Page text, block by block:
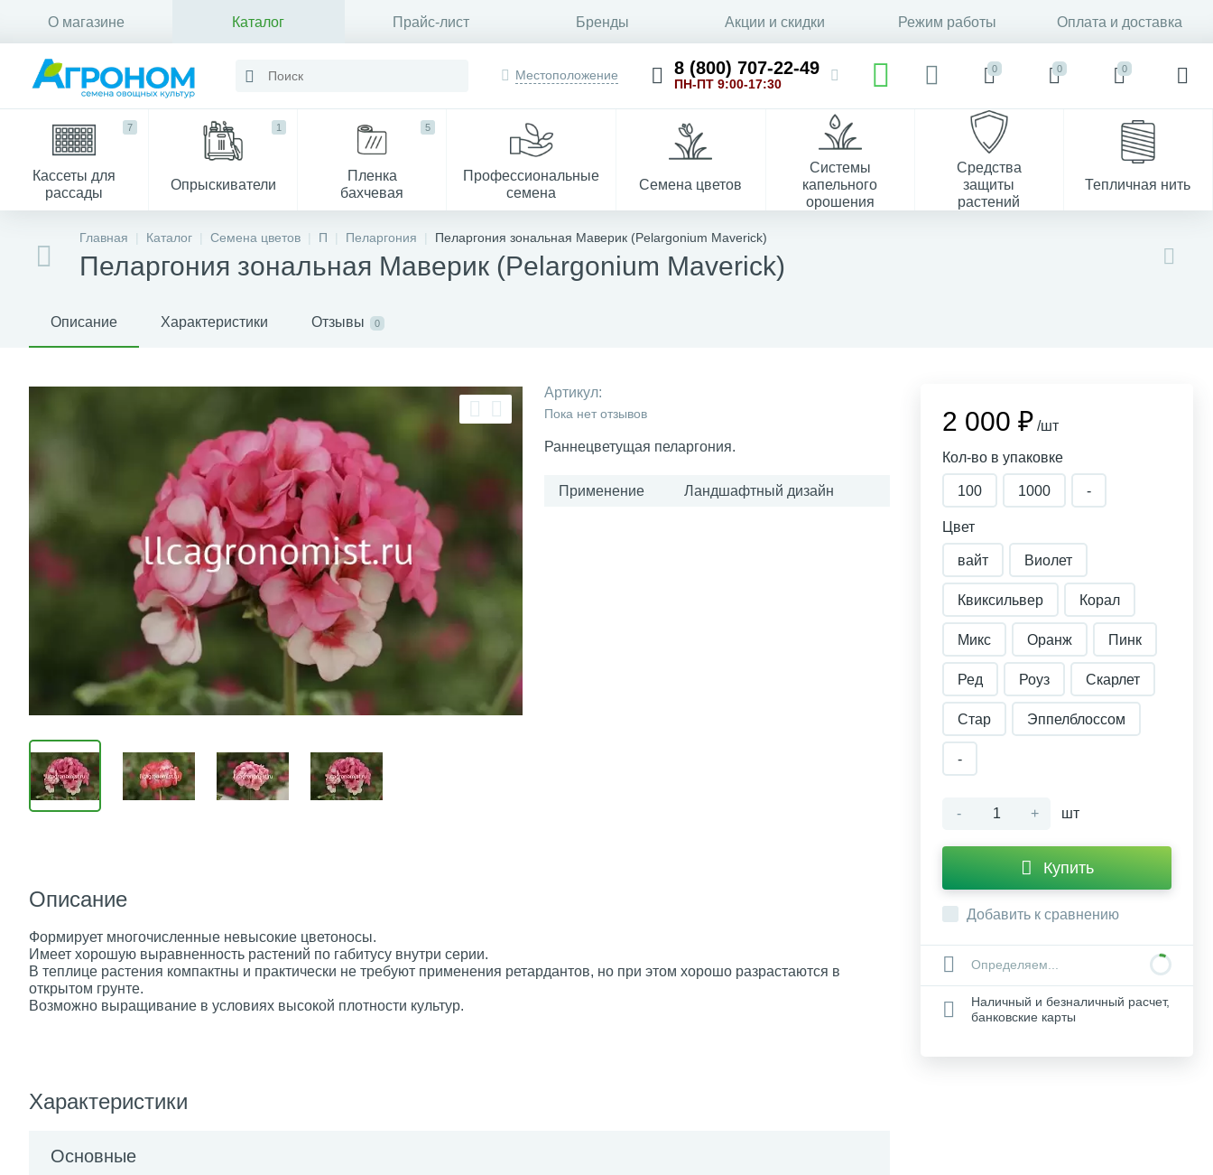
О магазине Каталог Прайс-лист Бренды Акции и скидки Режим работы Оплата и доставка
Контакты
Местоположение 8 (800) 707-22-49
ПН-ПТ 9:00-17:30
0 0 0
Кассеты для
рассады
7
Опрыскиватели
1
Пленка
бахчевая
5
Профессиональные
семена
Семена цветов
Системы
капельного
орошения
Средства
защиты
растений
Тепличная нить
Укрывной материал
Главная Каталог Семена цветов П Пеларгония Пеларгония зональная Маверик (Pelargonium Maverick)
Пеларгония зональная Маверик (Pelargonium Maverick)
Описание Характеристики Отзывы 0
Артикул:
Пока нет отзывов
Раннецветущая пеларгония.
Применение Ландшафтный дизайн
Описание
Формирует многочисленные невысокие цветоносы.
Имеет хорошую выравненность растений по габитусу внутри серии.
В теплице растения компактны и практически не требуют применения ретардантов, но при этом хорошо разрастаются в
открытом грунте.
Возможно выращивание в условиях высокой плотности культур.
Характеристики
Основные
2 000 ₽ /шт
Кол-во в упаковке
100 1000 -
Цвет
вайт Виолет
Квиксильвер Корал
Микс Оранж Пинк
Ред Роуз Скарлет
Стар Эппелблоссом
-
- + шт
Купить
Добавить к сравнению
Определяем...
Наличный и безналичный расчет,
банковские карты